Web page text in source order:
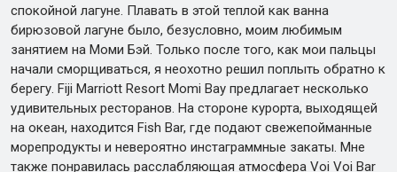
спокойной лагуне. Плавать в этой теплой как ванна
бирюзовой лагуне было, безусловно, моим любимым
занятием на Моми Бэй. Только после того, как мои пальцы
начали сморщиваться, я неохотно решил поплыть обратно к
берегу. Fiji Marriott Resort Momi Bay предлагает несколько
удивительных ресторанов. На стороне курорта, выходящей
на океан, находится Fish Bar, где подают свежепойманные
морепродукты и невероятно инстаграммные закаты. Мне
также понравилась расслабляющая атмосфера Voi Voi Bar